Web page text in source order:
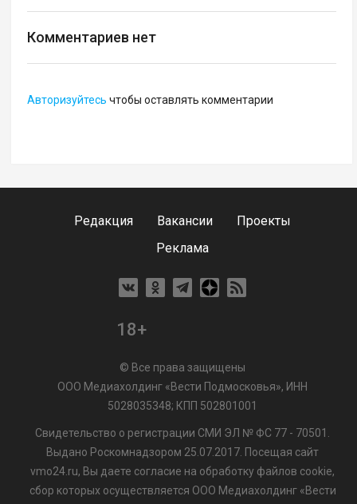
Комментариев нет
Авторизуйтесь чтобы оставлять комментарии
Редакция Вакансии
Проекты
Реклама
18+
© Все права защищены
ООО Медиахолдинг «Вести Подмосковья», ИНН
5028035348; КПП 502801001
Свидетельство о регистрации СМИ ЭЛ № ФС 77 - 70501.
Выдано Роскомнадзором 25.07.2017. Посещая сайт
vmo24.ru, Вы даете согласие на обработку файлов cookie,
сбор которых осуществляется ООО Медиахолдинг «Вести